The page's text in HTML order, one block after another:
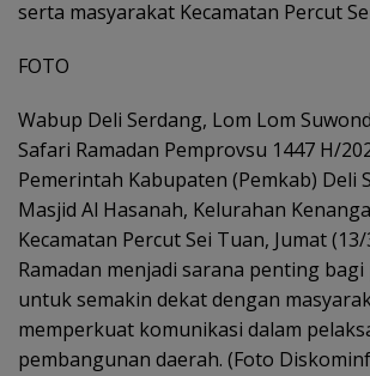
serta masyarakat Kecamatan Percut
FOTO
Wabup Deli Serdang, Lom Lom
Safari Ramadan Pemprovsu 1447 H/
Pemerintah Kabupaten (Pemkab) Deli
Masjid Al Hasanah, Kelurahan
Kecamatan Percut Sei Tuan, Jumat
Ramadan menjadi sarana penting
untuk semakin dekat dengan
memperkuat komunikasi dalam
pembangunan daerah. (Foto